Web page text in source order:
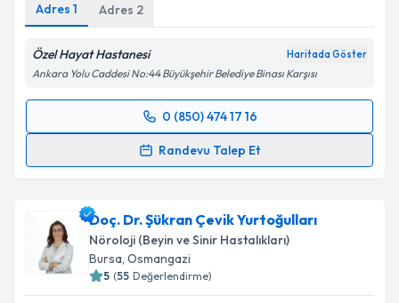
kapsamda işlenmesini kabul ediyorum.
Takvim Talebini Gönder
Adres 1 Adres 2
Özel Hayat Hastanesi Haritada Göster
Ankara Yolu Caddesi No:44 Büyükşehir Belediye Binası Karşısı
0 (850) 474 17 16
Randevu Talep Et
Randevu Takvimi Talebi
için bir takvim hazırlandığında e-posta ile
bilgilendireceğiz.
E-posta Adresiniz
Doç. Dr. Şükran Çevik Yurtoğulları
Nöroloji (Beyin ve Sinir Hastalıkları)
Bursa, Osmangazi
5 (55 Değerlendirme)